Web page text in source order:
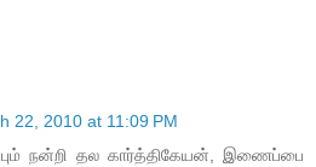
22, 2010 at 11:09 PM
நன்றி தல கார்த்திகேயன், இணைப்பை